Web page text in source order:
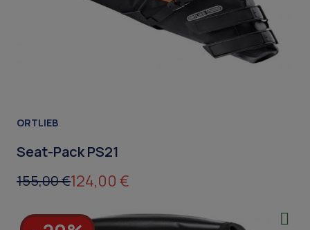
ORTLIEB
Seat-Pack PS21
155,00 €124,00 €